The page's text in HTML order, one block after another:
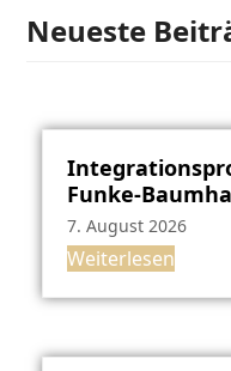
Neueste
Funke-
7. August 2026
Weiterlesen